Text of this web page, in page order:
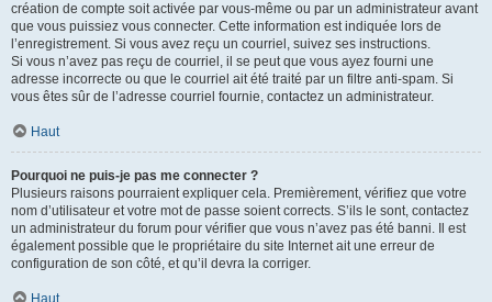
création de compte soit activée par vous-même ou par un administrateur avant
que vous puissiez vous connecter. Cette information est indiquée lors de
l’enregistrement. Si vous avez reçu un courriel, suivez ses instructions.
Si vous n’avez pas reçu de courriel, il se peut que vous ayez fourni une
adresse incorrecte ou que le courriel ait été traité par un filtre anti-spam. Si
vous êtes sûr de l’adresse courriel fournie, contactez un administrateur.
Haut
Pourquoi ne puis-je pas me connecter ?
Plusieurs raisons pourraient expliquer cela. Premièrement, vérifiez que votre
nom d’utilisateur et votre mot de passe soient corrects. S’ils le sont, contactez
un administrateur du forum pour vérifier que vous n’avez pas été banni. Il est
également possible que le propriétaire du site Internet ait une erreur de
configuration de son côté, et qu’il devra la corriger.
Haut